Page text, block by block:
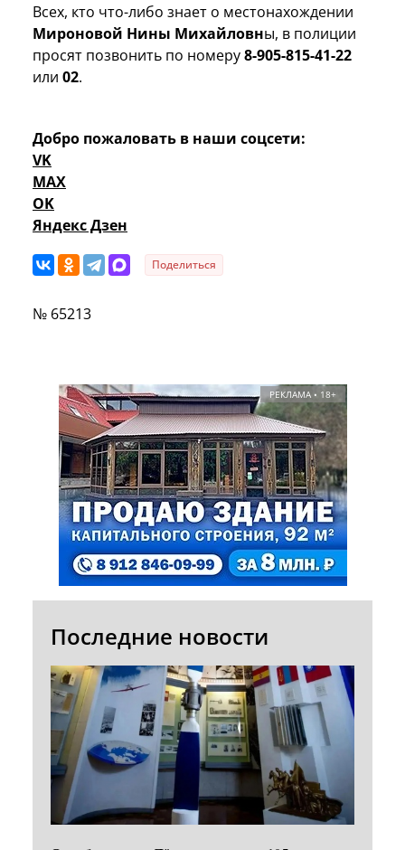
Всех, кто что-либо знает о местонахождении
Мироновой Нины Михайловны, в полиции
просят позвонить по номеру8-905-815-41-22
или 02.
Добро пожаловать в наши соцсети:
VK
MAX
OK
Яндекс Дзен
Поделиться
№ 65213
РЕКЛАМА • 18+
Последние новости